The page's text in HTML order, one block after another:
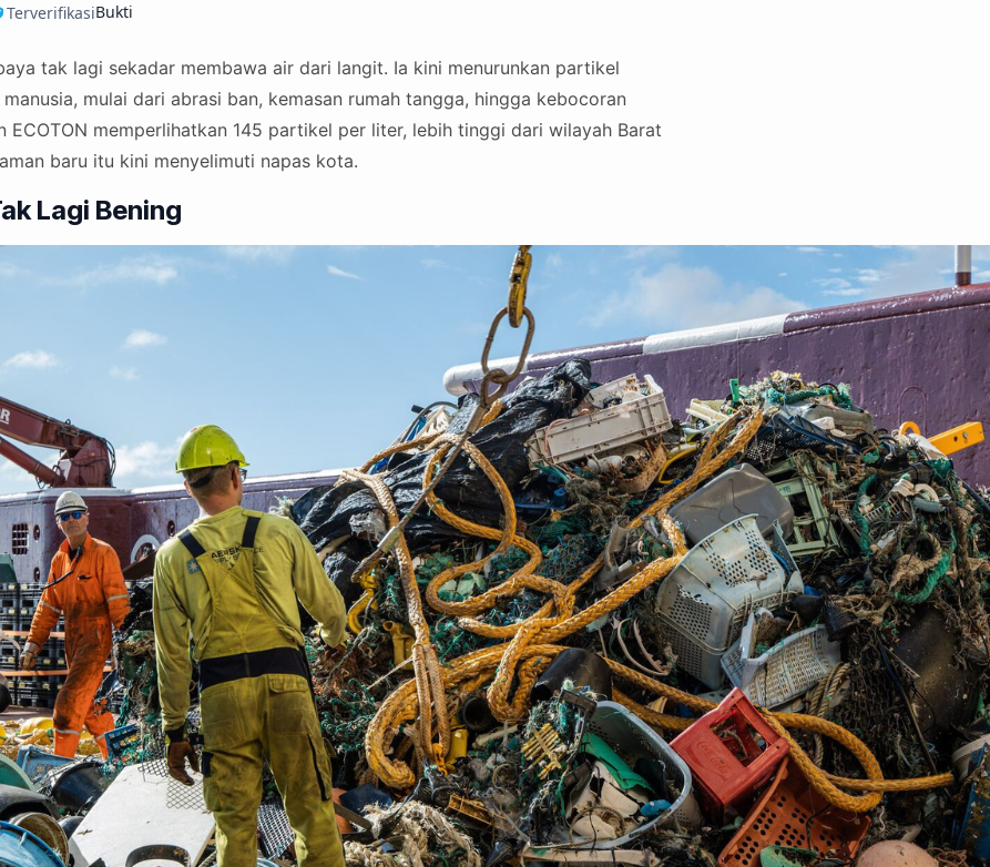
TerverifikasiBukti
tak lagi sekadar membawa air dari langit. Ia kini menurunkan partikel
mulai dari abrasi ban, kemasan rumah tangga, hingga kebocoran
ECOTON memperlihatkan 145 partikel per liter, lebih tinggi dari wilayah Barat
baru itu kini menyelimuti napas kota.
Lagi Bening